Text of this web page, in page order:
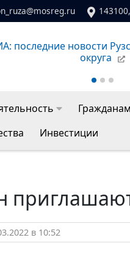
последние новости
округа
Гражданам
Инвестиции
в 10:52